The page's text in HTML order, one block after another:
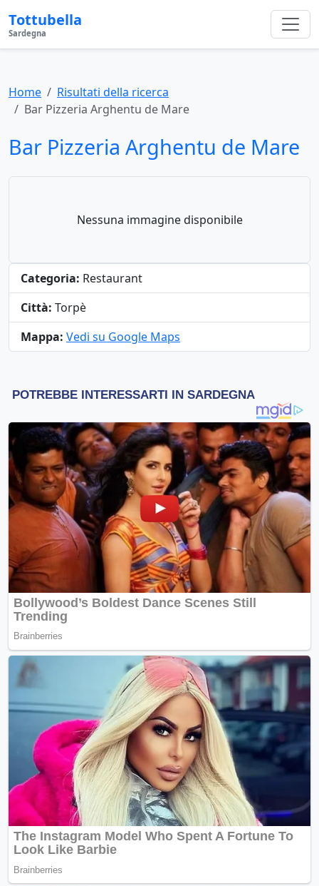
Tottubella
Sardegna
Home
Risultati della ricerca
Bar Pizzeria Arghentu de Mare
Bar Pizzeria Arghentu de Mare
Nessuna immagine disponibile
Categoria: Restaurant
Città: Torpè
Mappa: Vedi su Google Maps